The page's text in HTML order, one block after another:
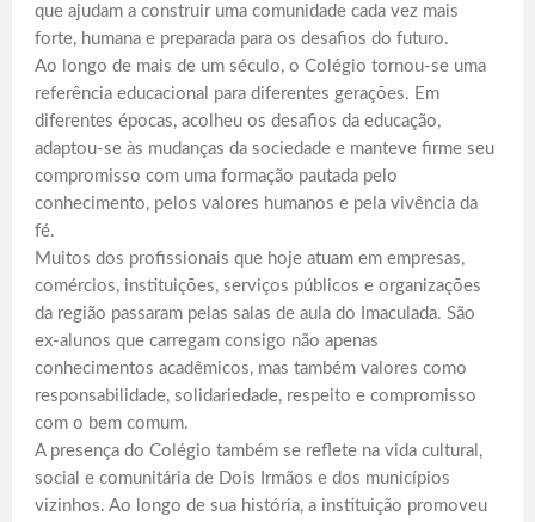
que ajudam a construir uma comunidade cada vez mais
forte, humana e preparada para os desafios do futuro.
Ao longo de mais de um século, o Colégio tornou-se uma
referência educacional para diferentes gerações. Em
diferentes épocas, acolheu os desafios da educação,
adaptou-se às mudanças da sociedade e manteve firme seu
compromisso com uma formação pautada pelo
conhecimento, pelos valores humanos e pela vivência da
fé.
Muitos dos profissionais que hoje atuam em empresas,
comércios, instituições, serviços públicos e organizações
da região passaram pelas salas de aula do Imaculada. São
ex-alunos que carregam consigo não apenas
conhecimentos acadêmicos, mas também valores como
responsabilidade, solidariedade, respeito e compromisso
com o bem comum.
A presença do Colégio também se reflete na vida cultural,
social e comunitária de Dois Irmãos e dos municípios
vizinhos. Ao longo de sua história, a instituição promoveu